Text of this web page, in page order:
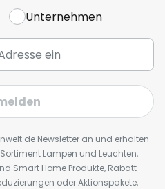
Unternehmen
Newsletter an und erhalten
Lampen und Leuchten,
Smart Home Produkte, Rabatt-
oder Aktionspakete,